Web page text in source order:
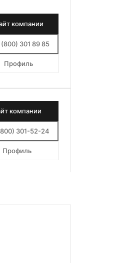
компании
(800) 301 89 85
Профиль
компании
301-52-24
Профиль